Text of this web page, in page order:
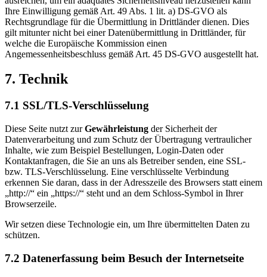
Ihre Einwilligung gemäß Art. 49 Abs. 1 lit. a) DS-GVO als
Rechtsgrundlage für die Übermittlung in Drittländer dienen. Dies
gilt mitunter nicht bei einer Datenübermittlung in Drittländer, für
welche die Europäische Kommission einen
Angemessenheitsbeschluss gemäß Art. 45 DS-GVO ausgestellt hat.
7. Technik
7.1 SSL/TLS-Verschlüsselung
Diese Seite nutzt zurGewährleistung der Sicherheit der
Datenverarbeitung und zum Schutz der Übertragung vertraulicher
Inhalte, wie zum Beispiel Bestellungen, Login-Daten oder
Kontaktanfragen, die Sie an uns als Betreiber senden, eine SSL-
bzw. TLS-Verschlüsselung. Eine verschlüsselte Verbindung
erkennen Sie daran, dass in der Adresszeile des Browsers statt einem
„http://“ ein „https://“ steht und an dem Schloss-Symbol in Ihrer
Browserzeile.
Wir setzen diese Technologie ein, um Ihre übermittelten Daten zu
schützen.
7.2 Datenerfassung beim Besuch der Internetseite